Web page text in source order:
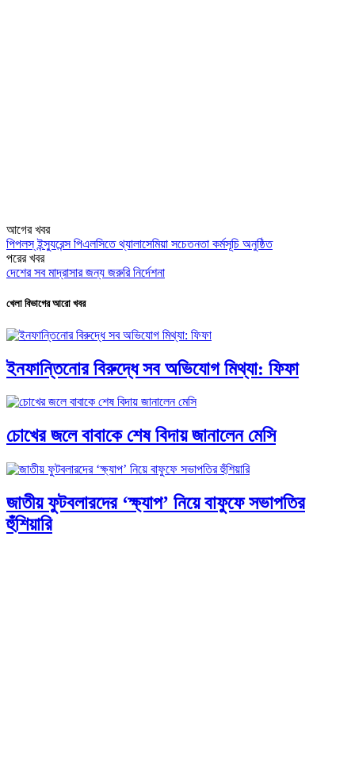
আগের খবর
পিপলস্ ইন্স্যুরেন্স পিএলসিতে থ্যালাসেমিয়া সচেতনতা কর্মসূচি অনুষ্ঠিত
পরের খবর
দেশের সব মাদ্রাসার জন্য জরুরি নির্দেশনা
খেলা বিভাগের আরো খবর
ইনফান্তিনোর বিরুদ্ধে সব অভিযোগ মিথ্যা: ফিফা
চোখের জলে বাবাকে শেষ বিদায় জানালেন মেসি
জাতীয় ফুটবলারদের ‘ক্ষ্যাপ’ নিয়ে বাফুফে সভাপতির
হুঁশিয়ারি